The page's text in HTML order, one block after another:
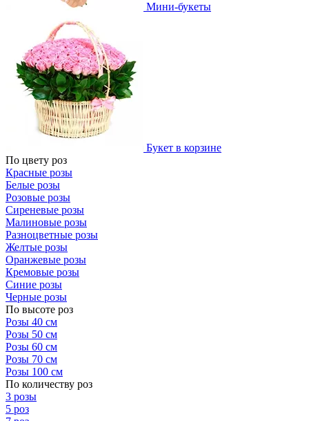
Мини-букеты
Букет в корзине
По цвету роз
Красные розы
Белые розы
Розовые розы
Сиреневые розы
Малиновые розы
Разноцветные розы
Желтые розы
Оранжевые розы
Кремовые розы
Синие розы
Черные розы
По высоте роз
Розы 40 см
Розы 50 см
Розы 60 см
Розы 70 см
Розы 100 см
По количеству роз
3 розы
5 роз